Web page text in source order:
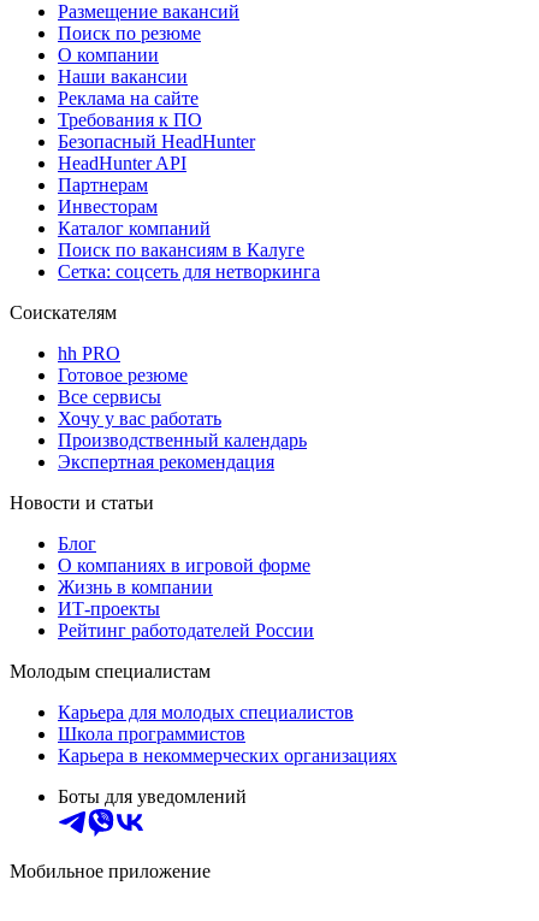
Размещение вакансий
Поиск по резюме
О компании
Наши вакансии
Реклама на сайте
Требования к ПО
Безопасный HeadHunter
HeadHunter API
Партнерам
Инвесторам
Каталог компаний
Поиск по вакансиям в Калуге
Сетка: соцсеть для нетворкинга
Соискателям
hh PRO
Готовое резюме
Все сервисы
Хочу у вас работать
Производственный календарь
Экспертная рекомендация
Новости и статьи
Блог
О компаниях в игровой форме
Жизнь в компании
ИТ-проекты
Рейтинг работодателей России
Молодым специалистам
Карьера для молодых специалистов
Школа программистов
Карьера в некоммерческих организациях
Боты для уведомлений
Мобильное приложение